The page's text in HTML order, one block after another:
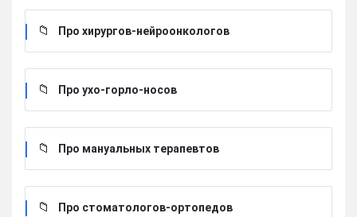
Про хирургов-нейроонкологов
Про ухо-горло-носов
Про мануальных терапевтов
Про стоматологов-ортопедов